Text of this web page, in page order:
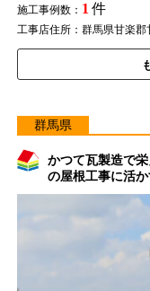
施工事例数： 1 件
工事店住所：群馬県甘楽郡
群馬県
かつて瓦製造で
の屋根工事に活